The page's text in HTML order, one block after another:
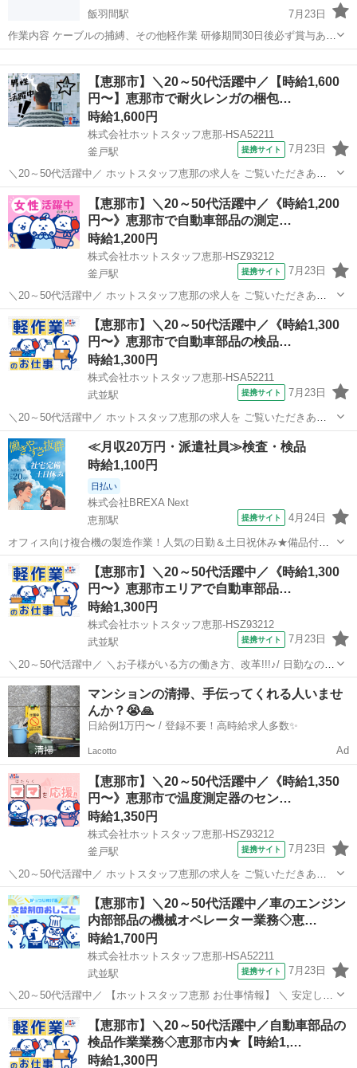
飯羽間駅
7月23日
作業内容 ケーブルの捕縛、その他軽作業 研修期間30日後必ず賞与あり
⭐️ 週2〜出勤可能⭕️ 交通費全額支給⭕️ 岩村駅送迎あり🚗 動きやすい服
装 長袖長ズボン 学生さんでも大歓迎❗️ 女性作業員大歓迎👩‍🏭 現
在、...
【恵那市】＼20～50代活躍中／【時給1,600
円〜】恵那市で耐火レンガの梱包…
時給1,600円
株式会社ホットスタッフ恵那-HSA52211
釜戸駅
提携サイト 7月23日
＼20～50代活躍中／ ホットスタッフ恵那の求人を ご覧いただきあり
がとうございます▼・ω・▽ ＼ 高時給1600円でしっかり稼げる!正社
員化のチャンスも♪ / 土日休み&残業なし! 高時給1600円以上で 月収26
万...
岐阜 恵那市 釜戸駅
【恵那市】＼20～50代活躍中／《時給1,200
円〜》恵那市で自動車部品の測定…
時給1,200円
株式会社ホットスタッフ恵那-HSZ93212
釜戸駅
提携サイト 7月23日
＼20～50代活躍中／ ホットスタッフ恵那の求人を ご覧いただきあり
がとうございます☆ ……………………………………………………… ★
一人でもくもく測定作業★ 「グループでの作業は苦手・・・」 「自分
のペースで作業し...
岐阜 恵那市 釜戸駅 工場
【恵那市】＼20～50代活躍中／《時給1,300
円〜》恵那市で自動車部品の検品…
時給1,300円
株式会社ホットスタッフ恵那-HSA52211
武並駅
提携サイト 7月23日
＼20～50代活躍中／ ホットスタッフ恵那の求人を ご覧いただきあり
がとうございます▼・ω・▽ ＼お子様がいる方の働き方、改革!!!/ 日勤
なのに高時給!1300円!! 冷暖房完備!キレイな職場です 座り作業で力仕
事...
岐阜 恵那市 武並駅 仕分け
≪月収20万円・派遣社員≫検査・検品
時給1,100円
日払い
株式会社BREXA Next
恵那駅
提携サイト 4月24日
オフィス向け複合機の製造作業！人気の日勤＆土日祝休み★備品付き
寮完備！赴任旅費会社負担★カップル・友達との同シフトOK！1食80
円～格安食堂利用可！社会保険完備◎無料送迎あり★《岐阜県恵那
市》 人気の工場のお仕事 ◇オフィ...
岐阜 恵那市 恵那駅
【恵那市】＼20～50代活躍中／《時給1,300
円〜》恵那市エリアで自動車部品…
時給1,300円
株式会社ホットスタッフ恵那-HSZ93212
武並駅
提携サイト 7月23日
＼20～50代活躍中／ ＼お子様がいる方の働き方、改革!!!♪/ 日勤なのに
高時給!1300円!! 冷暖房完備!キレイな職場です 座り作業で力仕事はあ
りません☆☆ 製造業デビューできちゃいます♪ 〔経験がなくても簡単
作業な...
岐阜 恵那市 仕分け
マンションの清掃、手伝ってくれる人いませ
んか？😭🙏
日給例1万円〜 / 登録不要！高時給求人多数✨
Lacotto Ad
【恵那市】＼20～50代活躍中／《時給1,350
円〜》恵那市で温度測定器のセン…
時給1,350円
株式会社ホットスタッフ恵那-HSZ93212
釜戸駅
提携サイト 7月23日
＼20～50代活躍中／ ホットスタッフ恵那の求人を ご覧いただきあり
がとうございます▼・ω・▽ 安定した収入としっかりと休日取れる職
場 ①・・・高時給1350円☆彡 ②・・・うれしい土日祝日休み♪
③・・・大型連...
岐阜 恵那市 釜戸駅
【恵那市】＼20～50代活躍中／車のエンジン
内部部品の機械オペレーター業務◇恵…
時給1,700円
株式会社ホットスタッフ恵那-HSA52211
武並駅
提携サイト 7月23日
＼20～50代活躍中／ 【ホットスタッフ恵那 お仕事情報】 ＼ 安定した
収入としっかりと休日取れる職場 / 1・・・交替勤務×高時給!1700円
♪(残業時・深夜帯時間給は2125円!!) 2・・・弊社スタッフが40名以上
活...
岐阜 恵那市 武並駅
【恵那市】＼20～50代活躍中／自動車部品の
検品作業業務◇恵那市内★【時給1,…
時給1,300円